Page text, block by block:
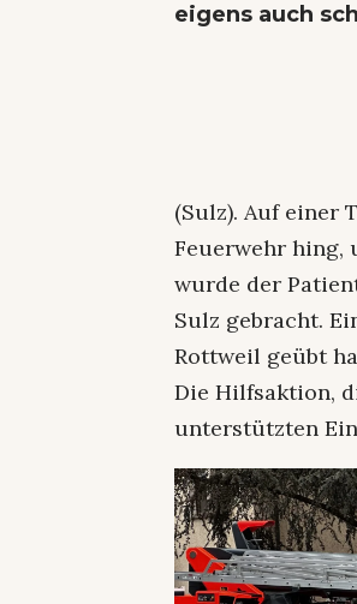
eigens auch
(Sulz). Auf einer
Feuerwehr hing,
wurde der
Sulz gebracht.
Rottweil geübt
Die Hilfsaktion,
unterstützten